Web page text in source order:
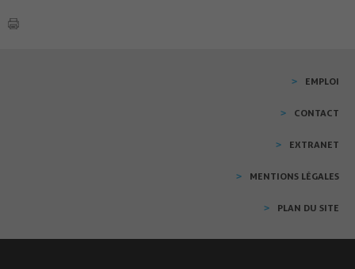
EMPLOI
CONTACT
EXTRANET
MENTIONS LÉGALES
PLAN DU SITE